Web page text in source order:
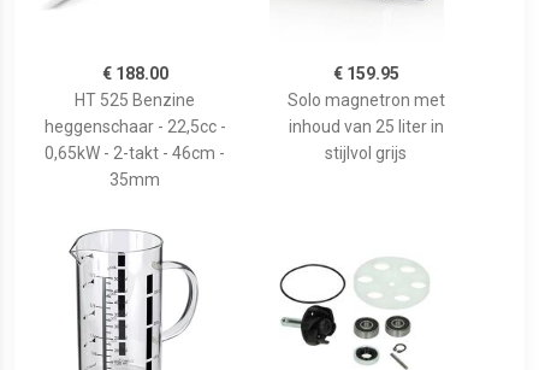
€ 188.00
HT 525 Benzine
heggenschaar - 22,5cc -
0,65kW - 2-takt - 46cm -
35mm
€ 159.95
Solo magnetron met
inhoud van 25 liter in
stijlvol grijs